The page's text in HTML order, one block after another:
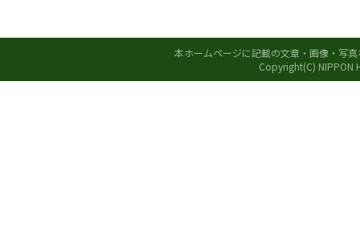
本ホームページに記載の文章・画像・写
Copyright(C) NIPPON